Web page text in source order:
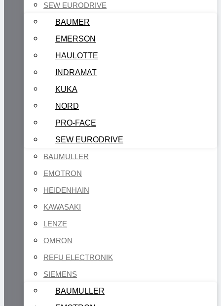
SEW EURODRIVE
BAUMER
EMERSON
HAULOTTE
INDRAMAT
KUKA
NORD
PRO-FACE
SEW EURODRIVE
BAUMULLER
EMOTRON
HEIDENHAIN
KAWASAKI
LENZE
OMRON
REFU ELECTRONIK
SIEMENS
BAUMULLER